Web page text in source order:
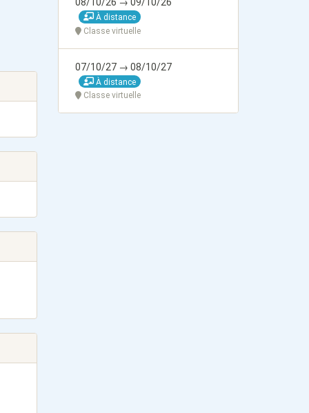
À distance
Classe virtuelle
07/10/27 → 08/10/27
À distance
Classe virtuelle